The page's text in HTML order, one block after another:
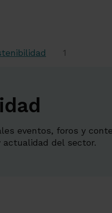
1
eventos, foros y
actualidad del sector.